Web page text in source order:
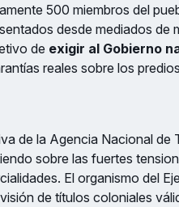
500 miembros del
desde mediados de
de exigir al Gobierno
reales sobre los
de la Agencia Nacional
sobre las fuertes
El organismo del
de títulos coloniales